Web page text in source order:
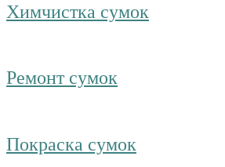
Химчистка сумок
Ремонт сумок
Покраска сумок